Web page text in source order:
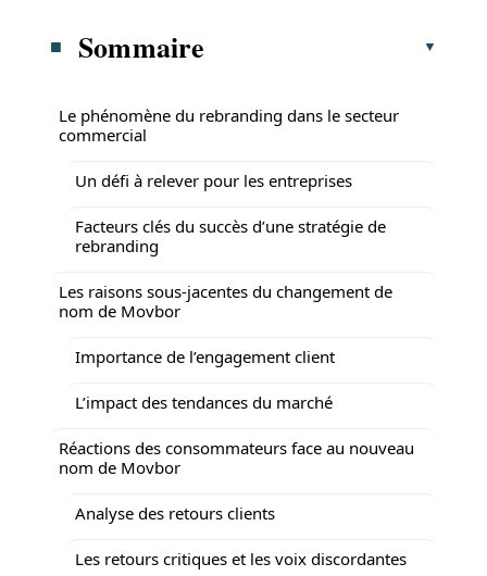
Sommaire
Le phénomène du rebranding dans le secteur
commercial
Un défi à relever pour les entreprises
Facteurs clés du succès d’une stratégie de
rebranding
Les raisons sous-jacentes du changement de
nom de Movbor
Importance de l’engagement client
L’impact des tendances du marché
Réactions des consommateurs face au nouveau
nom de Movbor
Analyse des retours clients
Les retours critiques et les voix discordantes